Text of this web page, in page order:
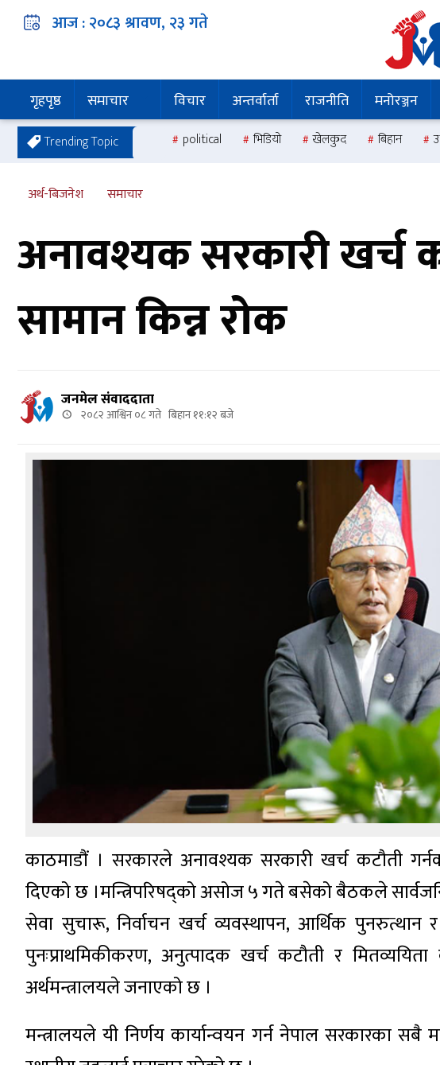
आज :२०८३ श्रावण, २३गते
गृहपृष्ठ समाचार विचार अन्तर्वार्ता राजनीति मनोरञ्जन
Trending Topic political भिडियो खेलकुद बिहान
अर्थ-बिजनेश समाचार
अनावश्यक सरकारी खर्च
सामान किन्न राेक
जनमेल संवाददाता
२०८२ आश्विन ०८ गते बिहान ११:१२ बजे
काठमाडौं । सरकारले अनावश्यक सरकारी खर्च कटौती
दिएको छ ।मन्त्रिपरिषद्को असोज ५ गते बसेको बैठकले
सेवा सुचारू, निर्वाचन खर्च व्यवस्थापन, आर्थिक
पुनःप्राथमिकीकरण, अनुत्पादक खर्च कटौती र
अर्थमन्त्रालयले जनाएको छ ।
मन्त्रालयले यी निर्णय कार्यान्वयन गर्न नेपाल सरकारका